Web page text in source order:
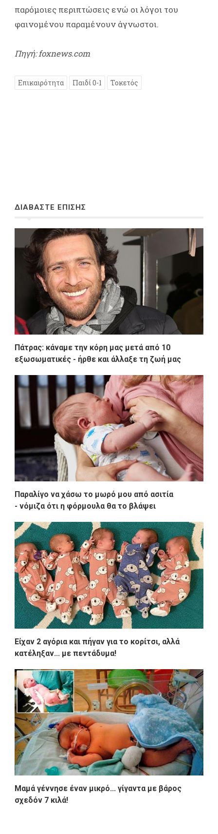
παρόμοιες περιπτώσεις ενώ οι λόγοι του
φαινομένου παραμένουν άγνωστοι.
Πηγή: foxnews.com
Επικαιρότητα Παιδί 0-1 Τοκετός
ΔΙΑΒΑΣΤΕ ΕΠΙΣΗΣ
Πάτρας: κάναμε την κόρη μας μετά από 10
εξωσωματικές - ήρθε και άλλαξε τη ζωή μας
Παραλίγο να χάσω το μωρό μου από ασιτία
- νόμιζα ότι η φόρμουλα θα το βλάψει
Είχαν 2 αγόρια και πήγαν για το κορίτσι, αλλά
κατέληξαν... με πεντάδυμα!
Μαμά γέννησε έναν μικρό... γίγαντα με βάρος
σχεδόν 7 κιλά!